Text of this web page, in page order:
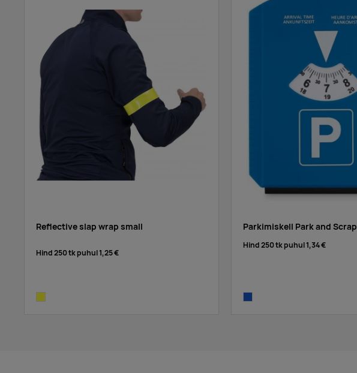
Reflective slap wrap small
Hind 250 tk puhul1,25 €
Parkimiskell Park and Scrap
Hind 250 tk puhul1,34 €